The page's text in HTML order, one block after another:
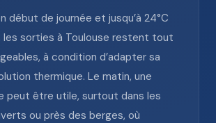
début de journée et jusqu’à 24°C
les sorties à Toulouse restent tout
à condition d’adapter sa
thermique. Le matin, une
peut être utile, surtout dans les
ou près des berges, où